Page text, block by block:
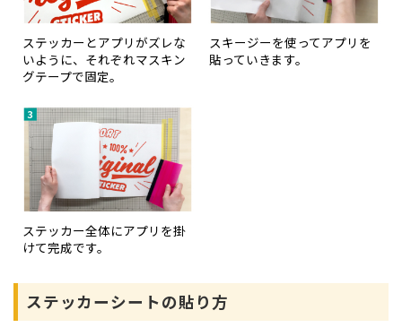
ステッカーとアプリがズレな
いように、それぞれマスキン
グテープで固定。
スキージーを使ってアプリを
貼っていきます。
ステッカー全体にアプリを掛
けて完成です。
ステッカーシートの貼り方